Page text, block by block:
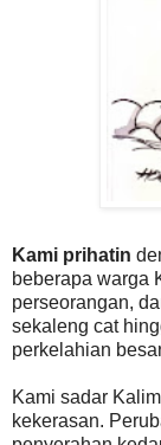
Kami prihatin
beberapa warga
perseorangan,
sekaleng cat
perkelahian
Kami sadar
kekerasan.